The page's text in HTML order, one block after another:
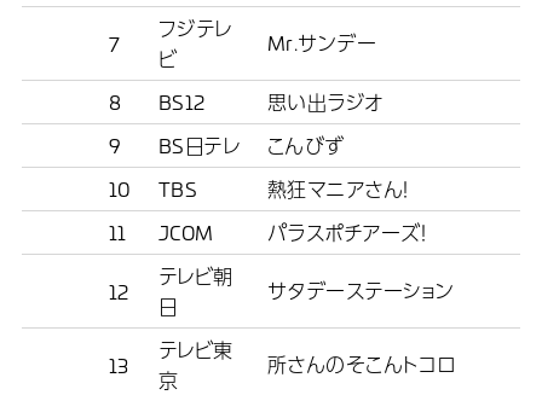
7
フジテレ
ビ
Mr.サンデー
8 BS12
思い出ラジオ
9
BS日テレ
こんびず
10
TBS
熱狂マニアさん！
11
JCOM パラスポチアーズ！
12
テレビ朝
日
サタデーステーション
13
テレビ東
京
所さんのそこんトコロ